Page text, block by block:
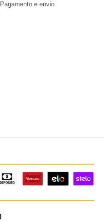
Pagamento e envio